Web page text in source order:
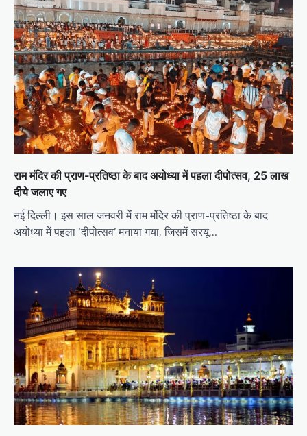
राम मंदिर की प्राण-प्रतिष्ठा के बाद अयोध्या में पहला दीपोत्सव, 25 लाख
दीये जलाए गए
नई दिल्ली। इस साल जनवरी में राम मंदिर की प्राण-प्रतिष्ठा के बाद
अयोध्या में पहला ‘दीपोत्सव’ मनाया गया, जिसमें सरयू…